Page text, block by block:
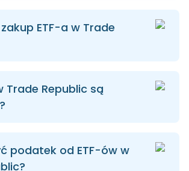
ETF-a w Trade
Trade Republic są
podatek od ETF-ów w